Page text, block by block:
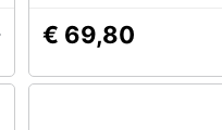
€ 69,80